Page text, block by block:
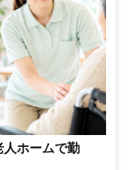
人ホームで勤